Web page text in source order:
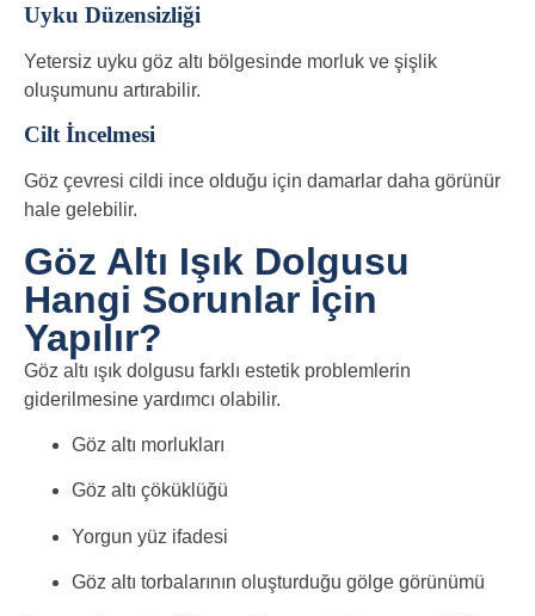
Uyku Düzensizliği
Yetersiz uyku göz altı bölgesinde morluk ve şişlik
oluşumunu artırabilir.
Cilt İncelmesi
Göz çevresi cildi ince olduğu için damarlar daha görünür
hale gelebilir.
Göz Altı Işık Dolgusu
Hangi Sorunlar İçin
Yapılır?
Göz altı ışık dolgusu farklı estetik problemlerin
giderilmesine yardımcı olabilir.
Göz altı morlukları
Göz altı çöküklüğü
Yorgun yüz ifadesi
Göz altı torbalarının oluşturduğu gölge görünümü